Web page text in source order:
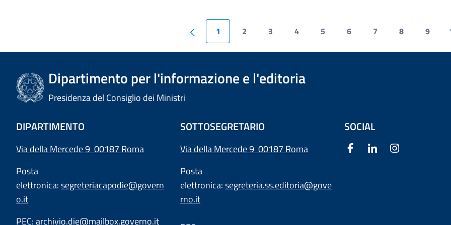
1 2 3 4 5 6 7 8 9
Dipartimento per l'informazione e l'editoria
Presidenza del Consiglio dei Ministri
DIPARTIMENTO
Via della Mercede 9 00187 Roma
Posta
elettronica:segreteriacapodie@govern
o.it
PEC:archivio.die@mailbox.governo.it
SOTTOSEGRETARIO
Via della Mercede 9 00187 Roma
Posta
elettronica:segreteria.ss.editoria@gove
rno.it
SOCIAL